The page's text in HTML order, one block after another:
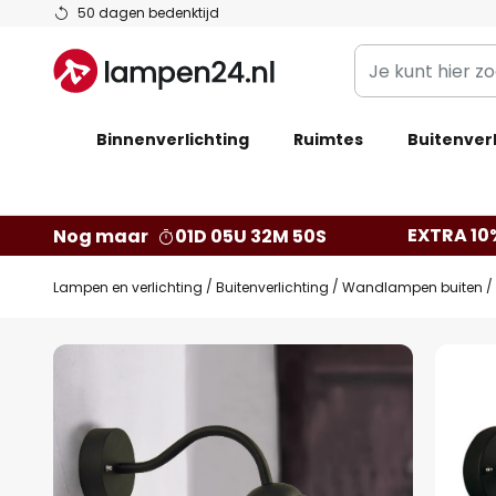
50 dagen bedenktijd
Ga
de
inhoud
Je
kunt
zoeken
webwinkel
Binnenverlichting Ruimtes
Nog maar 01D 05U 32M 50S EXTRA
Lampen en verlichting Buitenverlichting Wandlampen buiten
Ga
einde